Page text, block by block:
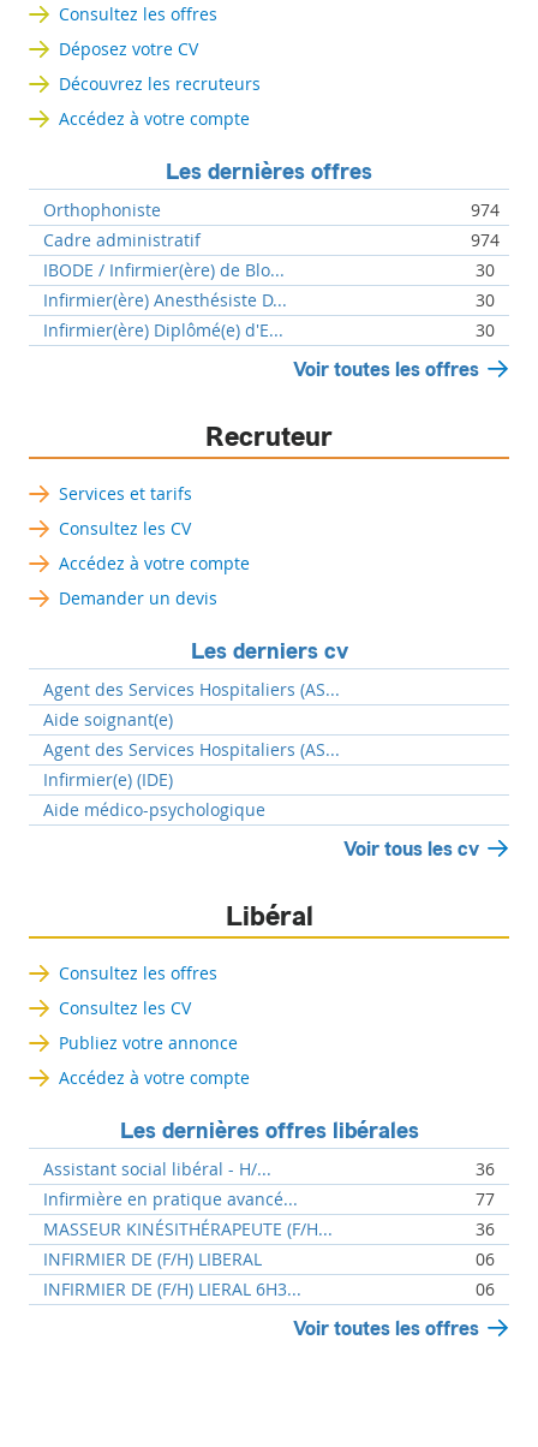
Consultez les offres
Déposez votre CV
Découvrez les recruteurs
Accédez à votre compte
Les dernières offres
Orthophoniste
974
Cadre administratif
974
IBODE / Infirmier(ère) de Blo...
30
Infirmier(ère) Anesthésiste D...
30
Infirmier(ère) Diplômé(e) d'E...
30
Voir toutes les offres
Recruteur
Services et tarifs
Consultez les CV
Accédez à votre compte
Demander un devis
Les derniers cv
Agent des Services Hospitaliers (AS...
Aide soignant(e)
Agent des Services Hospitaliers (AS...
Infirmier(e) (IDE)
Aide médico-psychologique
Voir tous les cv
Libéral
Consultez les offres
Consultez les CV
Publiez votre annonce
Accédez à votre compte
Les dernières offres libérales
Assistant social libéral - H/...
36
Infirmière en pratique avancé...
77
MASSEUR KINÉSITHÉRAPEUTE (F/H...
36
INFIRMIER DE (F/H) LIBERAL
06
INFIRMIER DE (F/H) LIERAL 6H3...
06
Voir toutes les offres